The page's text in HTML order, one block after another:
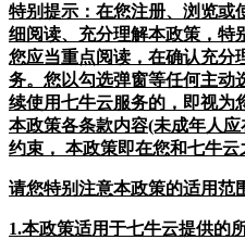
特别提示：在您注册、浏览或
细阅读、充分理解本政策，特
您应当重点阅读，在确认充分
务。您以勾选弹窗等任何主动
续使用七牛云服务的，即视为
本政策各条款内容(未成年人
约束， 本政策即在您和七牛
请您特别注意本政策的适用范
1.本政策适用于七牛云提供的